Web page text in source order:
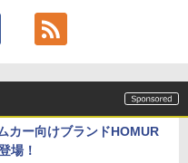
カー向けブランドHOMUR
場！